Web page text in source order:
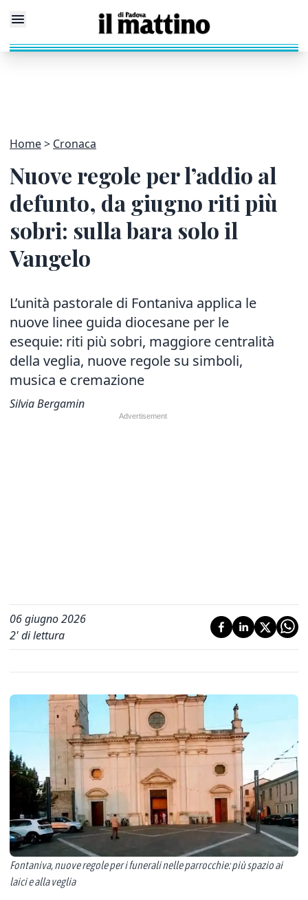
Home Cronaca
Nuove regole per l’addio al
defunto, da giugno riti più
sobri: sulla bara solo il
Vangelo
L’unità pastorale di Fontaniva applica le
nuove linee guida diocesane per le
esequie: riti più sobri, maggiore centralità
della veglia, nuove regole su simboli,
musica e cremazione
Silvia Bergamin
06 giugno 2026
2' di lettura
Fontaniva, nuove regole per i funerali nelle parrocchie: più spazio ai
laici e alla veglia